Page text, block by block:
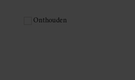
Onthouden